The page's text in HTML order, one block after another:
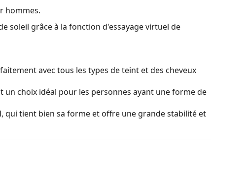
hommes.
soleil grâce à la fonction d'essayage virtuel de
avec tous les types de teint et des cheveux
un choix idéal pour les personnes ayant une forme de
qui tient bien sa forme et offre une grande stabilité et
à la forme du nez et offrent ainsi un meilleur
nez doit toujours être effectué par un opticien